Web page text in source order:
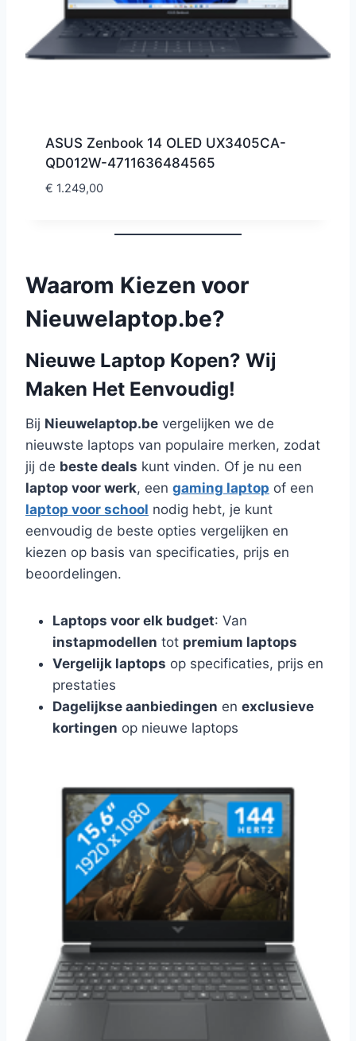
ASUS Zenbook 14 OLED UX3405CA-
QD012W-4711636484565
€ 1.249,00
Waarom Kiezen voor
Nieuwelaptop.be?
Nieuwe Laptop Kopen? Wij
Maken Het Eenvoudig!
Bij Nieuwelaptop.be vergelijken we de
nieuwste laptops van populaire merken, zodat
jij de beste deals kunt vinden. Of je nu een
laptop voor werk, een gaming laptop of een
laptop voor school nodig hebt, je kunt
eenvoudig de beste opties vergelijken en
kiezen op basis van specificaties, prijs en
beoordelingen.
Laptops voor elk budget: Van
instapmodellen tot premium laptops
Vergelijk laptops op specificaties, prijs en
prestaties
Dagelijkse aanbiedingen en exclusieve
kortingen op nieuwe laptops